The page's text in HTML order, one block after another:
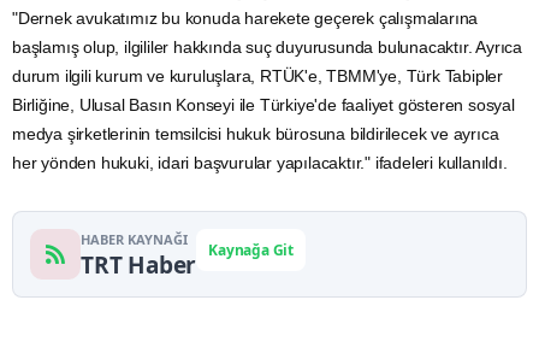
"Dernek avukatımız bu konuda harekete geçerek çalışmalarına
başlamış olup, ilgililer hakkında suç duyurusunda bulunacaktır. Ayrıca
durum ilgili kurum ve kuruluşlara, RTÜK'e, TBMM'ye, Türk Tabipler
Birliğine, Ulusal Basın Konseyi ile Türkiye'de faaliyet gösteren sosyal
medya şirketlerinin temsilcisi hukuk bürosuna bildirilecek ve ayrıca
her yönden hukuki, idari başvurular yapılacaktır." ifadeleri kullanıldı.
HABER KAYNAĞI
TRT Haber Kaynağa Git